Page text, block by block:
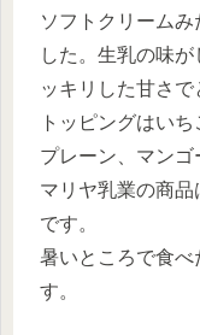
ソフトクリーム
した。生乳の味
ッキリした甘さで
トッピングはいち
プレーン、マンゴ
マリヤ乳業の商品
です。
暑いところで食べ
す。